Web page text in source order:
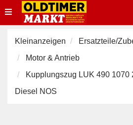
Toggle
navigation
Kleinanzeigen Ersatzteile/
Motor & Antrieb
Kupplungszug LUK 490 1070
Diesel NOS